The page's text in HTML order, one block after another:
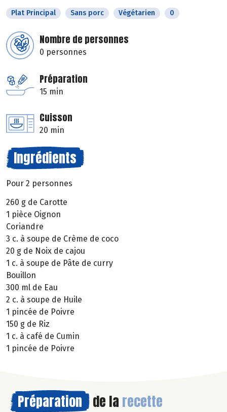
Plat Principal Sans porc Végétarien 0
Nombre de personnes
0 personnes
Préparation
15 min
Cuisson
20 min
Ingrédients
Pour 2 personnes
260 g de Carotte
1 pièce Oignon
Coriandre
3 c. à soupe de Crème de coco
20 g de Noix de cajou
1 c. à soupe de Pâte de curry
Bouillon
300 ml de Eau
2 c. à soupe de Huile
1 pincée de Poivre
150 g de Riz
1 c. à café de Cumin
1 pincée de Poivre
Préparation de la recette